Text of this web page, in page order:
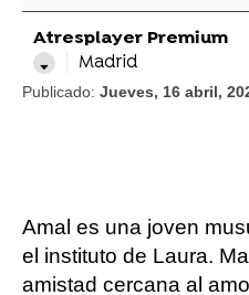
Atresplayer Premium
Madrid
Publicado: Jueves, 16 abril,
Amal es una joven
el instituto de Laura.
amistad cercana al